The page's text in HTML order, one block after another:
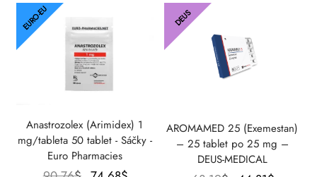
EURO-EU
Anastrozolex (Arimidex) 1
mg/tableta 50 tablet - Sáčky -
Euro Pharmacies
DEUS
AROMAMED 25 (Exemestan)
– 25 tablet po 25 mg –
DEUS-MEDICAL